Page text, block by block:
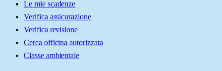
Le mie scadenze
Verifica assicurazione
Verifica revisione
Cerca officina autorizzata
Classe ambientale